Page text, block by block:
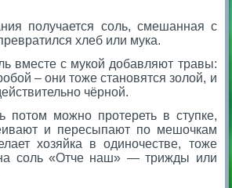
получается соль, смешанная с
хлеб или мука.
вместе с мукой добавляют травы:
– они тоже становятся золой, и
чёрной.
потом можно протереть в ступке,
и пересыпают по мешочкам
хозяйка в одиночестве, тоже
на соль «Отче наш» — трижды или